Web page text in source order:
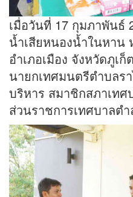
เมื่อวันที่ 17 กุมภาพันธ์
น้ำเสียหนองน้ำในหาน
อำเภอเมือง จังหวัดภูเ
นายกเทศมนตรีตำบลร
บริหาร สมาชิกสภาเท
ส่วนราชการเทศบาลต